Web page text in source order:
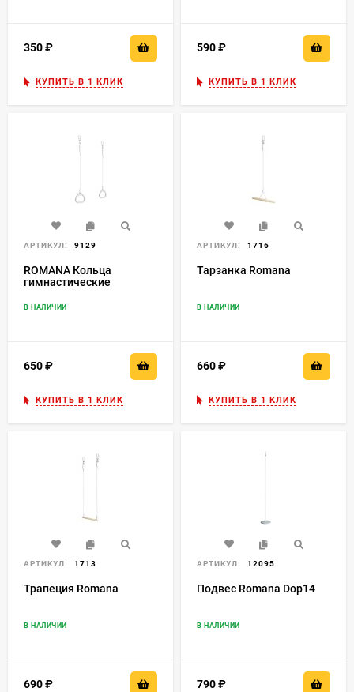
350
КУПИТЬ В 1 КЛИК
590
КУПИТЬ В 1 КЛИК
АРТИКУЛ: 9129
ROMANA Кольца
гимнастические
В НАЛИЧИИ
650
КУПИТЬ В 1 КЛИК
АРТИКУЛ: 1716
Тарзанка Romana
В НАЛИЧИИ
660
КУПИТЬ В 1 КЛИК
АРТИКУЛ: 1713
Трапеция Romana
В НАЛИЧИИ
690
АРТИКУЛ: 12095
Подвес Romana Dop14
В НАЛИЧИИ
790